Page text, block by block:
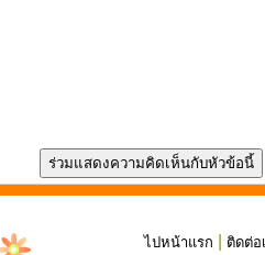
ไปหน้าแรก ติดต่อ